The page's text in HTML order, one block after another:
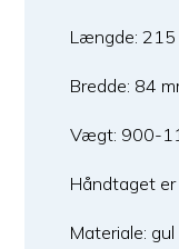
Længde: 215
Bredde: 84
Vægt: 900-
Håndtaget
Materiale: